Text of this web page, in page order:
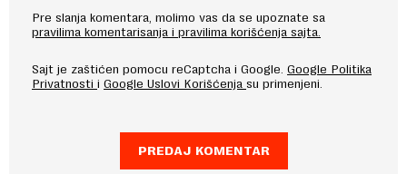
Pre slanja komentara, molimo vas da se upoznate sa
pravilima komentarisanja i pravilima korišćenja sajta.
Sajt je zaštićen pomocu reCaptcha i Google. Google Politika
Privatnosti i Google Uslovi Korišćenja su primenjeni.